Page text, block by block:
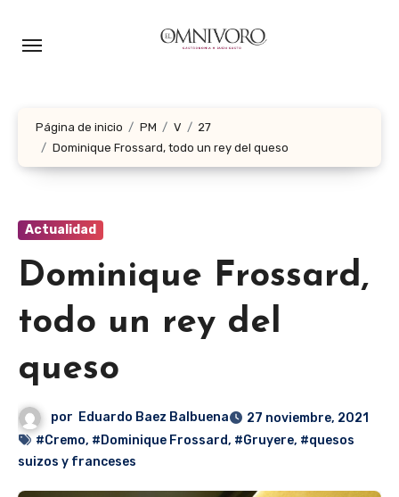
Página de inicio PM V
27
Dominique Frossard, todo un rey del queso
Actualidad
Dominique Frossard,
todo un rey del
queso
por Eduardo Baez Balbuena
27 noviembre, 2021
#Cremo, #Dominique Frossard, #Gruyere, #quesos
suizos y franceses